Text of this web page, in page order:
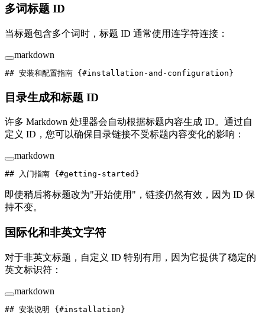
多词标题 ID
当标题包含多个词时，标题 ID 通常使用连字符连接：
markdown
## 安装和配置指南 {#installation-and-configuration}
目录生成和标题 ID
许多 Markdown 处理器会自动根据标题内容生成 ID。通过自
定义 ID，您可以确保目录链接不受标题内容变化的影响：
markdown
## 入门指南 {#getting-started}
即使稍后将标题改为"开始使用"，链接仍然有效，因为 ID 保
持不变。
国际化和非英文字符
对于非英文标题，自定义 ID 特别有用，因为它提供了稳定的
英文标识符：
markdown
## 安装说明 {#installation}